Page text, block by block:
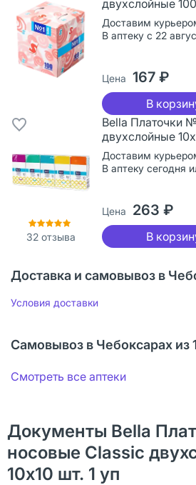
двухслойные
Доставим
В аптеку с 22
Цена 167 ₽
В
32отзыва
Bella Платочки
двухслойные
Доставим
В аптеку сегодня
Цена 263 ₽
В
Доставка и самовывоз в
Условия доставки
Самовывоз в Чебоксарах из
Смотреть все аптеки
Документы Bella
носовые Classic
10х10 шт. 1 уп